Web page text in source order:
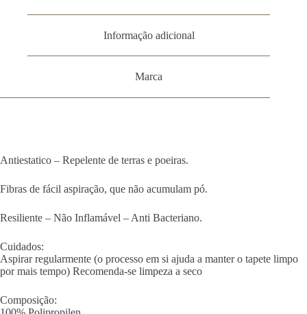
Informação adicional
Marca
Antiestatico – Repelente de terras e poeiras.
Fibras de fácil aspiração, que não acumulam pó.
Resiliente – Não Inflamável – Anti Bacteriano.
Cuidados:
Aspirar regularmente (o processo em si ajuda a manter o tapete limpo
por mais tempo) Recomenda-se limpeza a seco
Composição: